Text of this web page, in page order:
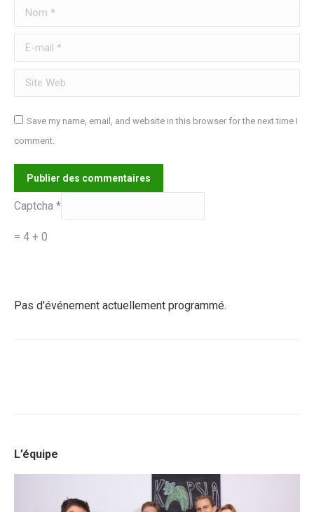
Nom *
E-mail *
Site Web
Save my name, email, and website in this browser for the next time I
comment.
Publier des commentaires
Captcha *
= 4 + 0
Pas d'événement actuellement programmé.
L’équipe